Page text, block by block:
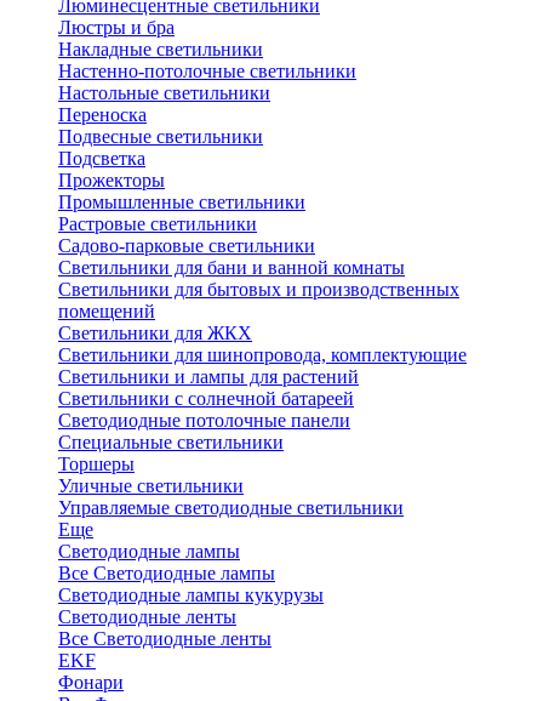
Люминесцентные светильники
Люстры и бра
Накладные светильники
Настенно-потолочные светильники
Настольные светильники
Переноска
Подвесные светильники
Подсветка
Прожекторы
Промышленные светильники
Растровые светильники
Садово-парковые светильники
Светильники для бани и ванной комнаты
Светильники для бытовых и производственных
помещений
Светильники для ЖКХ
Светильники для шинопровода, комплектующие
Светильники и лампы для растений
Светильники с солнечной батареей
Светодиодные потолочные панели
Специальные светильники
Торшеры
Уличные светильники
Управляемые светодиодные светильники
Еще
Светодиодные лампы
Все Светодиодные лампы
Светодиодные лампы кукурузы
Светодиодные ленты
Все Светодиодные ленты
EKF
Фонари